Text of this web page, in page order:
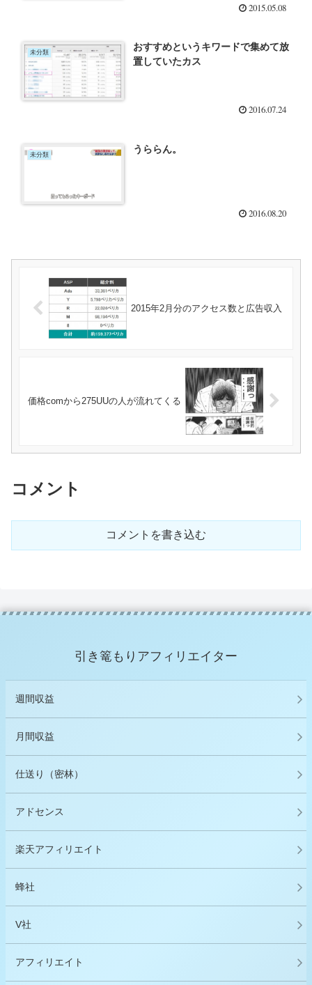
2015.05.08
未分類
おすすめというキワードで集めて放
置していたカス
2016.07.24
未分類 うららん。
2016.08.20
2015年2月分のアクセス数と広告収入
価格comから275UUの人が流れてくる
コメント
コメントを書き込む
引き篭もりアフィリエイター
週間収益
月間収益
仕送り（密林）
アドセンス
楽天アフィリエイト
蜂社
V社
アフィリエイト